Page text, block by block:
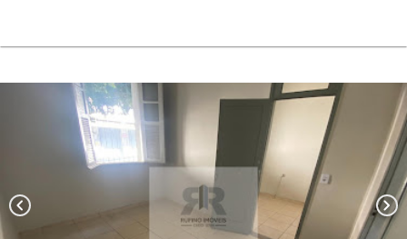
chevron_left chevron_right